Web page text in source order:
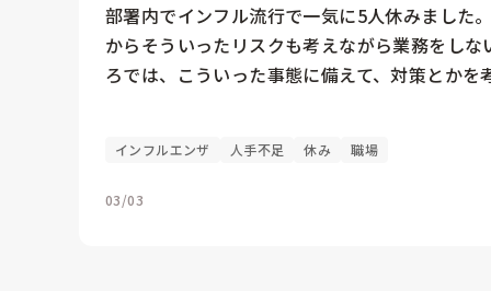
部署内でインフル流行で一気に5人休みました
からそういったリスクも考えながら業務をし
ろでは、こういった事態に備えて、対策とかを
インフルエンザ 人手不足 休み 職場
03/03